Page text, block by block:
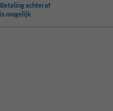
Betaling achteraf
is mogelijk